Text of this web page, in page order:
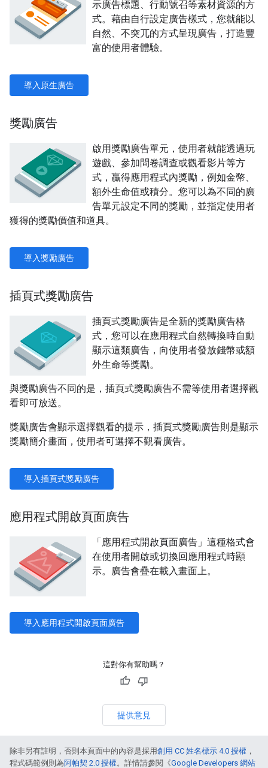
示廣告標題、行動號召等素材資源的方
式。藉由自行設定廣告樣式，您就能以
自然、不突兀的方式呈現廣告，打造豐
富的使用者體驗。
導入原生廣告
獎勵廣告
啟用獎勵廣告單元，使用者就能透過玩
遊戲、參加問卷調查或觀看影片等方
式，贏得應用程式內獎勵，例如金幣、
額外生命值或積分。您可以為不同的廣
告單元設定不同的獎勵，並指定使用者
獲得的獎勵價值和道具。
導入獎勵廣告
插頁式獎勵廣告
插頁式獎勵廣告是全新的獎勵廣告格
式，您可以在應用程式自然轉換時自動
顯示這類廣告，向使用者發放錢幣或額
外生命等獎勵。
與獎勵廣告不同的是，插頁式獎勵廣告不需等使用者選擇觀
看即可放送。
獎勵廣告會顯示選擇觀看的提示，插頁式獎勵廣告則是顯示
獎勵簡介畫面，使用者可選擇不觀看廣告。
導入插頁式獎勵廣告
應用程式開啟頁面廣告
「應用程式開啟頁面廣告」這種格式會
在使用者開啟或切換回應用程式時顯
示。廣告會疊在載入畫面上。
導入應用程式開啟頁面廣告
這對你有幫助嗎？
提供意見
除非另有註明，否則本頁面中的內容是採用創用 CC 姓名標示 4.0 授權 ，
程式碼範例則為阿帕契 2.0 授權。詳情請參閱《Google Developers 網站